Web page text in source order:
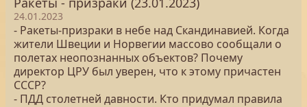
24.01.2023
- Ракеты-призраки в небе над Скандинавией. Когда
жители Швеции и Норвегии массово сообщали о
полетах неопознанных объектов? Почему
директор ЦРУ был уверен, что к этому причастен
СССР?
- ПДД столетней давности. Кто придумал правила